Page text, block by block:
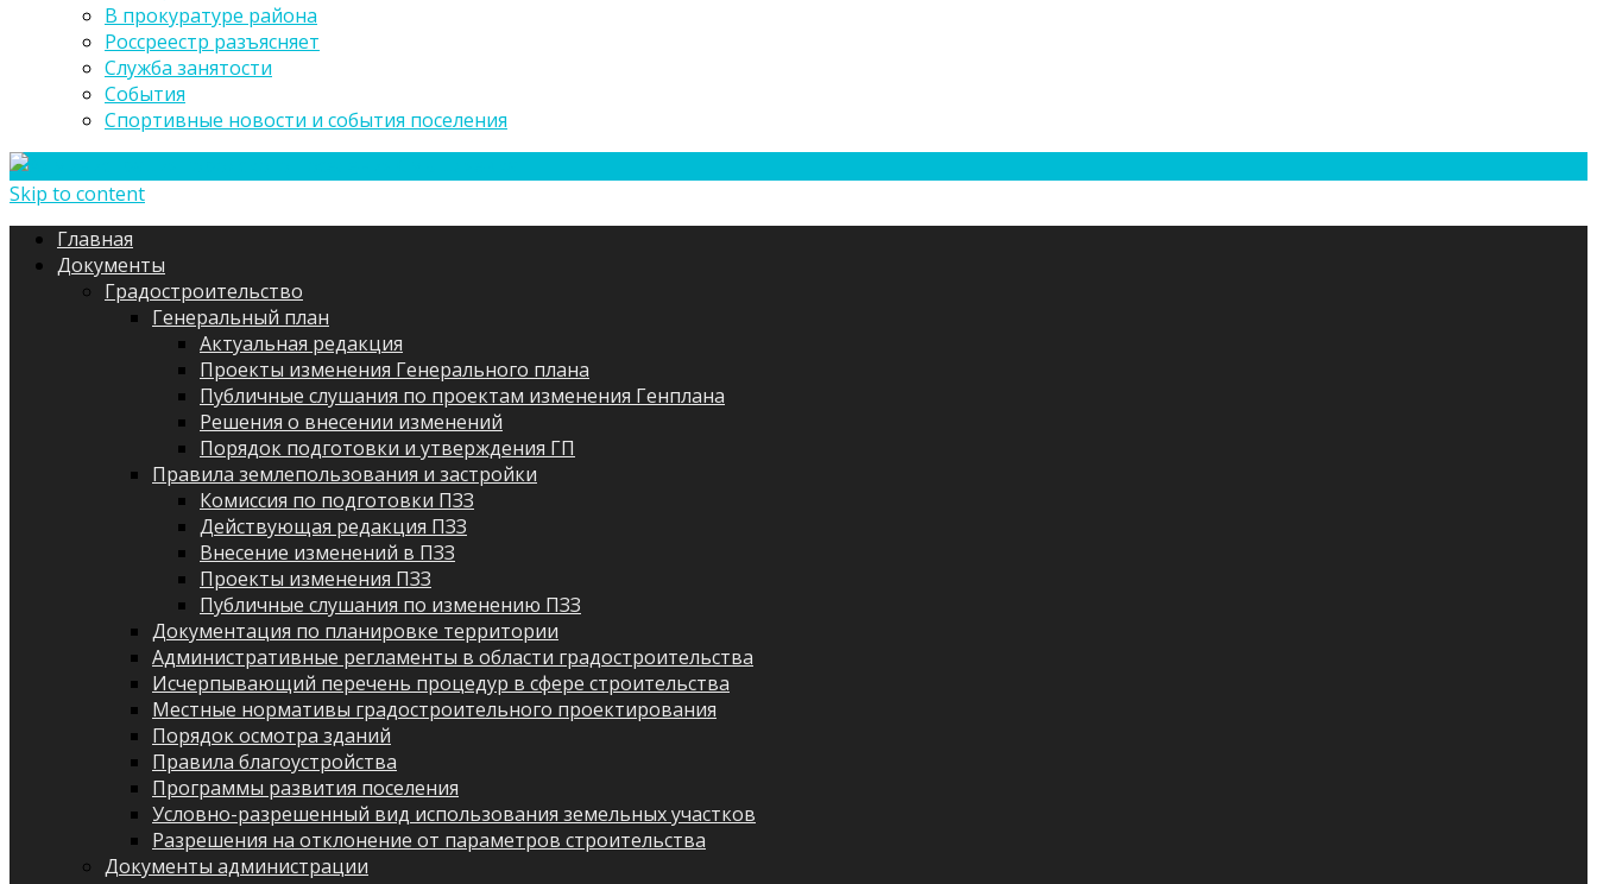
В прокуратуре района
Россреестр разъясняет
Служба занятости
События
Спортивные новости и события поселения
Skip to content
Главная
Документы
Градостроительство
Генеральный план
Актуальная редакция
Проекты изменения Генерального плана
Публичные слушания по проектам изменения Генплана
Решения о внесении изменений
Порядок подготовки и утверждения ГП
Правила землепользования и застройки
Комиссия по подготовки ПЗЗ
Действующая редакция ПЗЗ
Внесение изменений в ПЗЗ
Проекты изменения ПЗЗ
Публичные слушания по изменению ПЗЗ
Документация по планировке территории
Административные регламенты в области градостроительства
Исчерпывающий перечень процедур в сфере строительства
Местные нормативы градостроительного проектирования
Порядок осмотра зданий
Правила благоустройства
Программы развития поселения
Условно-разрешенный вид использования земельных участков
Разрешения на отклонение от параметров строительства
Документы администрации